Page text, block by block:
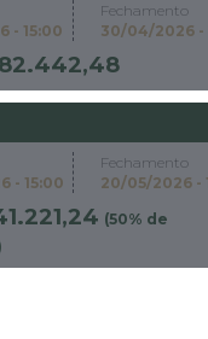
- 15:00
Fechamento
30/04/2026 -
- 15:00
Fechamento
20/05/2026 -
(50% de